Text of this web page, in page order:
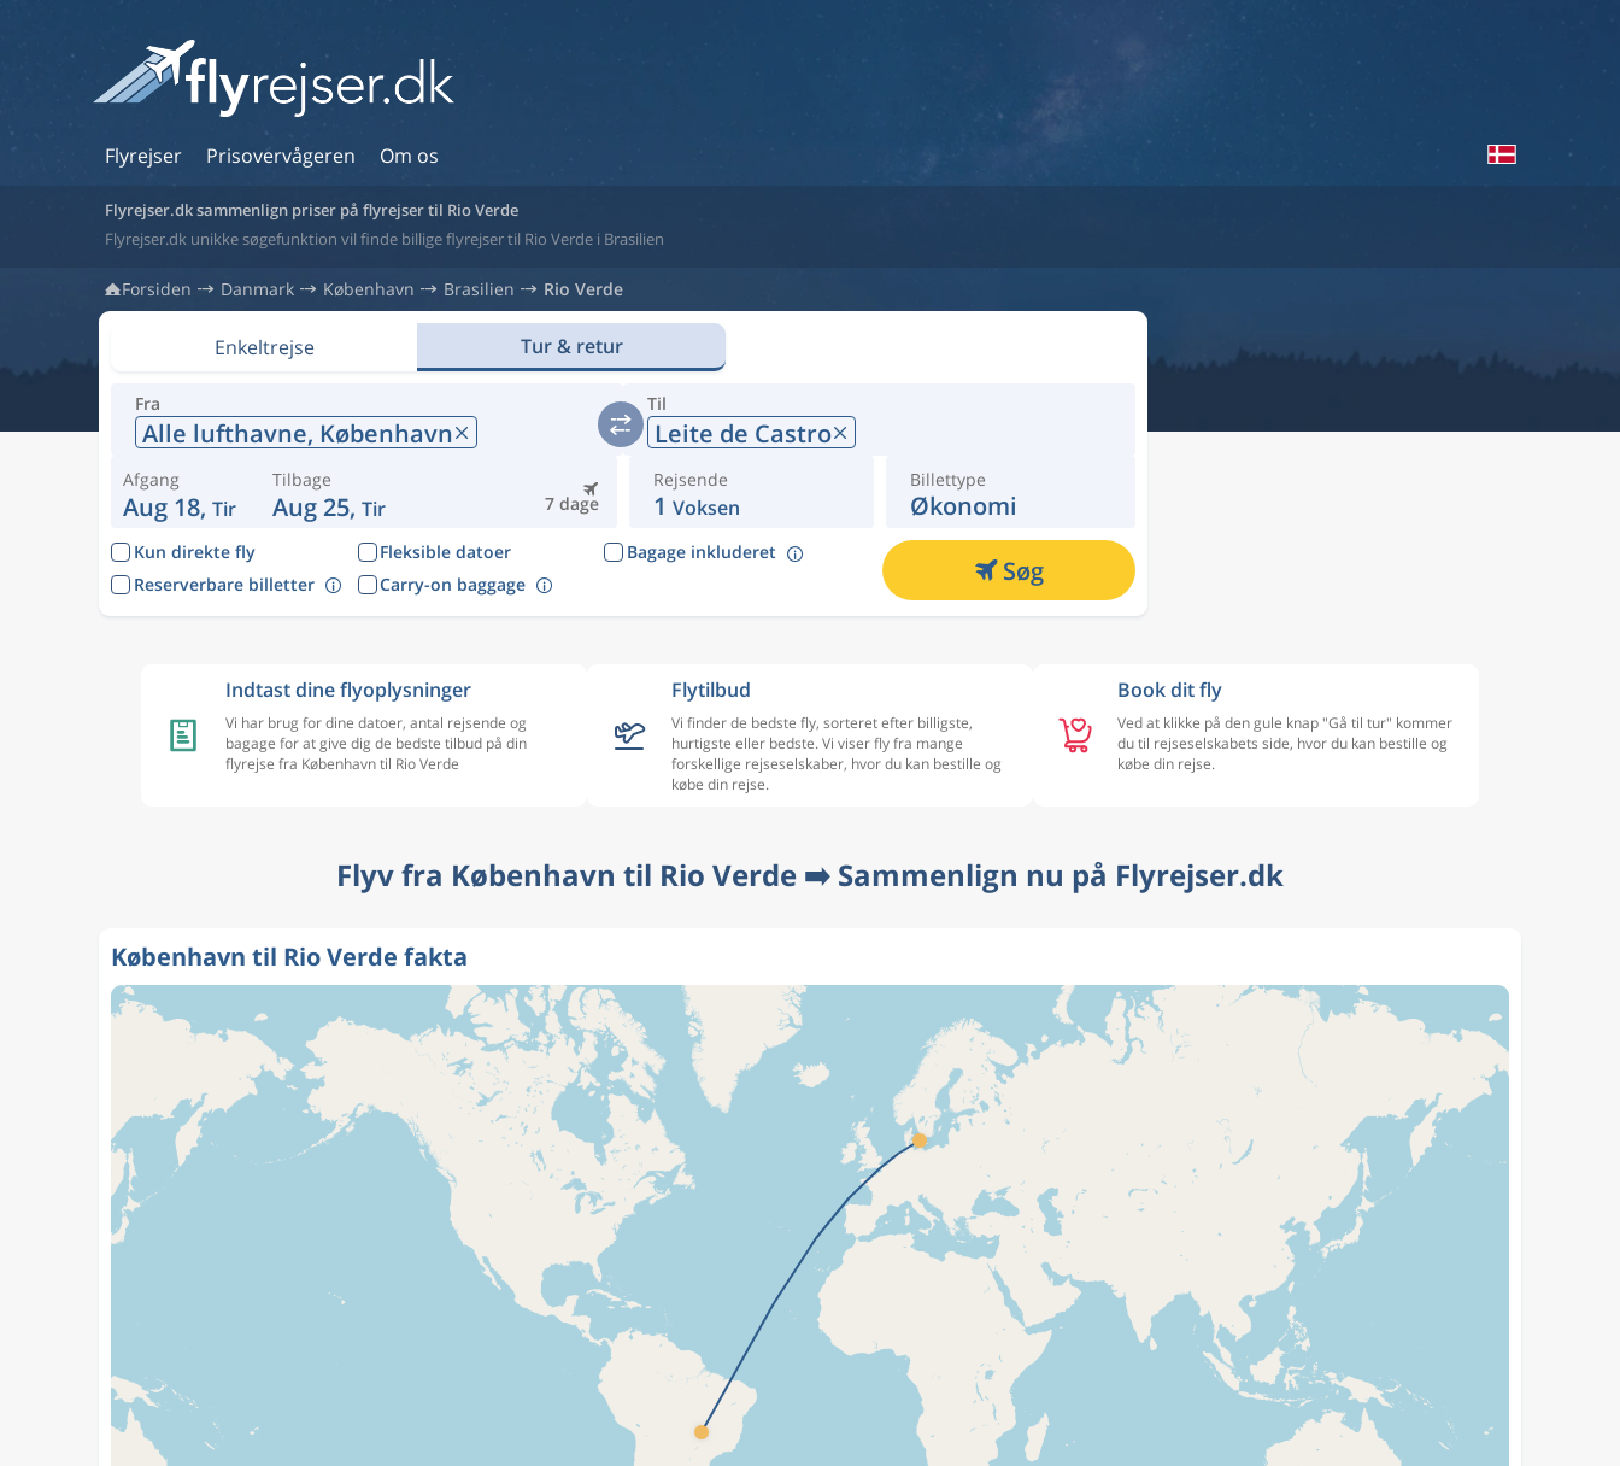
Flyrejser Prisovervågeren Om os
Flyrejser.dk sammenlign priser på flyrejser til Rio Verde
Flyrejser.dk unikke søgefunktion vil finde billige flyrejser til Rio Verde i Brasilien
Forsiden Danmark København Brasilien Rio Verde
Enkeltrejse Tur & retur
Fra
Alle lufthavne, København
Til
Leite de Castro
Afgang
Aug 18, Tir 7 dage
Tilbage
Aug 25, Tir
Rejsende
1 Voksen
Billettype
Økonomi
Kun direkte fly Fleksible datoer
Bagage inkluderet
Reserverbare billetter
Carry-on baggage Søg
Indtast dine flyoplysninger
Vi har brug for dine datoer, antal rejsende og
bagage for at give dig de bedste tilbud på din
flyrejse fra København til Rio Verde
Flytilbud
Vi finder de bedste fly, sorteret efter billigste,
hurtigste eller bedste. Vi viser fly fra mange
forskellige rejseselskaber, hvor du kan bestille og
købe din rejse.
Book dit fly
Ved at klikke på den gule knap "Gå til tur" kommer
du til rejseselskabets side, hvor du kan bestille og
købe din rejse.
Flyv fra København til Rio Verde ➡️ Sammenlign nu på Flyrejser.dk
København til Rio Verde fakta